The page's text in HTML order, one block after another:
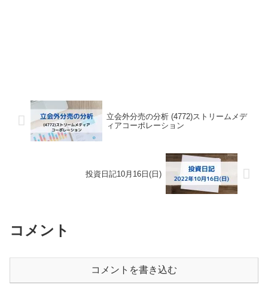
立会外分売の分析 (4772)ストリームメデ
ィアコーポレーション
投資日記10月16日(日)
コメント
コメントを書き込む